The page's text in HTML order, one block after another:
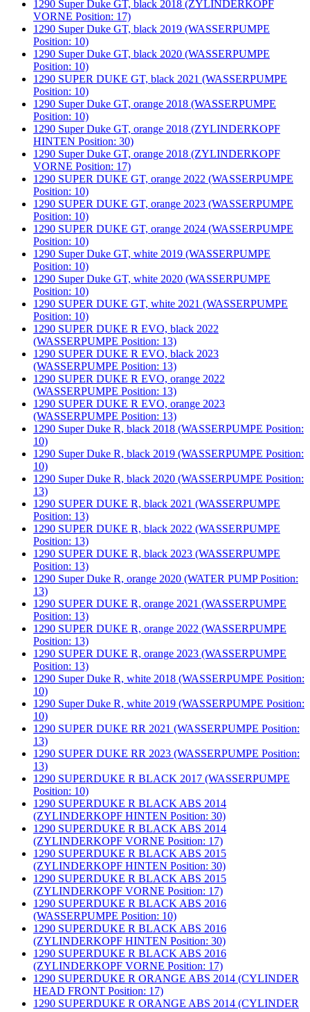
1290 Super Duke GT, black 2018 (ZYLINDERKOPF
VORNE Position: 17)
1290 Super Duke GT, black 2019 (WASSERPUMPE
Position: 10)
1290 Super Duke GT, black 2020 (WASSERPUMPE
Position: 10)
1290 SUPER DUKE GT, black 2021 (WASSERPUMPE
Position: 10)
1290 Super Duke GT, orange 2018 (WASSERPUMPE
Position: 10)
1290 Super Duke GT, orange 2018 (ZYLINDERKOPF
HINTEN Position: 30)
1290 Super Duke GT, orange 2018 (ZYLINDERKOPF
VORNE Position: 17)
1290 SUPER DUKE GT, orange 2022 (WASSERPUMPE
Position: 10)
1290 SUPER DUKE GT, orange 2023 (WASSERPUMPE
Position: 10)
1290 SUPER DUKE GT, orange 2024 (WASSERPUMPE
Position: 10)
1290 Super Duke GT, white 2019 (WASSERPUMPE
Position: 10)
1290 Super Duke GT, white 2020 (WASSERPUMPE
Position: 10)
1290 SUPER DUKE GT, white 2021 (WASSERPUMPE
Position: 10)
1290 SUPER DUKE R EVO, black 2022
(WASSERPUMPE Position: 13)
1290 SUPER DUKE R EVO, black 2023
(WASSERPUMPE Position: 13)
1290 SUPER DUKE R EVO, orange 2022
(WASSERPUMPE Position: 13)
1290 SUPER DUKE R EVO, orange 2023
(WASSERPUMPE Position: 13)
1290 Super Duke R, black 2018 (WASSERPUMPE Position:
10)
1290 Super Duke R, black 2019 (WASSERPUMPE Position:
10)
1290 Super Duke R, black 2020 (WASSERPUMPE Position:
13)
1290 SUPER DUKE R, black 2021 (WASSERPUMPE
Position: 13)
1290 SUPER DUKE R, black 2022 (WASSERPUMPE
Position: 13)
1290 SUPER DUKE R, black 2023 (WASSERPUMPE
Position: 13)
1290 Super Duke R, orange 2020 (WATER PUMP Position:
13)
1290 SUPER DUKE R, orange 2021 (WASSERPUMPE
Position: 13)
1290 SUPER DUKE R, orange 2022 (WASSERPUMPE
Position: 13)
1290 SUPER DUKE R, orange 2023 (WASSERPUMPE
Position: 13)
1290 Super Duke R, white 2018 (WASSERPUMPE Position:
10)
1290 Super Duke R, white 2019 (WASSERPUMPE Position:
10)
1290 SUPER DUKE RR 2021 (WASSERPUMPE Position:
13)
1290 SUPER DUKE RR 2023 (WASSERPUMPE Position:
13)
1290 SUPERDUKE R BLACK 2017 (WASSERPUMPE
Position: 10)
1290 SUPERDUKE R BLACK ABS 2014
(ZYLINDERKOPF HINTEN Position: 30)
1290 SUPERDUKE R BLACK ABS 2014
(ZYLINDERKOPF VORNE Position: 17)
1290 SUPERDUKE R BLACK ABS 2015
(ZYLINDERKOPF HINTEN Position: 30)
1290 SUPERDUKE R BLACK ABS 2015
(ZYLINDERKOPF VORNE Position: 17)
1290 SUPERDUKE R BLACK ABS 2016
(WASSERPUMPE Position: 10)
1290 SUPERDUKE R BLACK ABS 2016
(ZYLINDERKOPF HINTEN Position: 30)
1290 SUPERDUKE R BLACK ABS 2016
(ZYLINDERKOPF VORNE Position: 17)
1290 SUPERDUKE R ORANGE ABS 2014 (CYLINDER
HEAD FRONT Position: 17)
1290 SUPERDUKE R ORANGE ABS 2014 (CYLINDER